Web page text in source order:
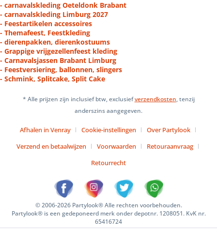
- carnavalskleding Oeteldonk Brabant
- carnavalskleding Limburg 2027
- Feestartikelen accessoires
- Themafeest, Feestkleding
- dierenpakken, dierenkostuums
- Grappige vrijgezellenfeest kleding
- Carnavalsjassen Brabant Limburg
- Feestversiering, ballonnen, slingers
- Schmink, Splitcake, Split Cake
* Alle prijzen zijn inclusief btw, exclusiefverzendkosten, tenzij
anderszins aangegeven.
Afhalen in Venray Cookie-instellingen
Over Partylook
Verzend en betaalwijzen
Voorwaarden
Retouraanvraag
Retourrecht
© 2006-2026 Partylook® Alle rechten voorbehouden.
Partylook® is een gedeponeerd merk onder depotnr. 1208051. KvK nr.
65416724